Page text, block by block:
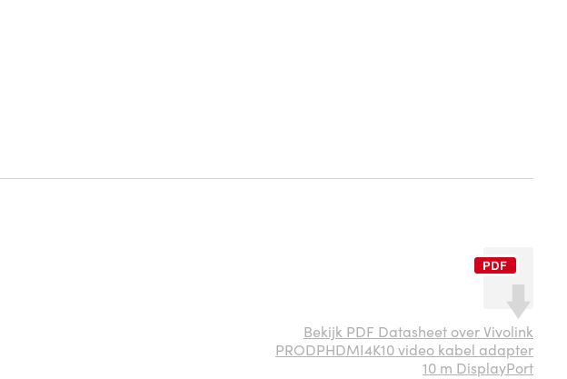
Bekijk PDF Datasheet over Vivolink
PRODPHDMI4K10 video kabel adapter
10 m DisplayPort